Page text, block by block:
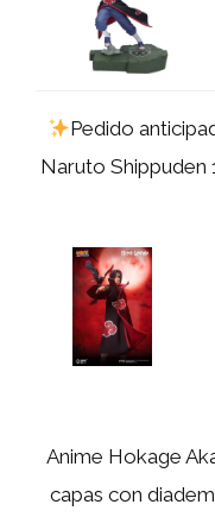
Pedido
Naruto Shippuden
Anime Hokage
capas con